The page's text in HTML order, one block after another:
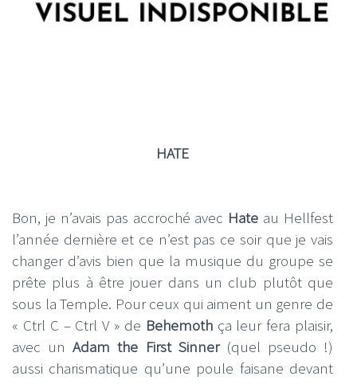
HATE
Bon, je n’avais pas accroché avec Hate au Hellfest
l’année dernière et ce n’est pas ce soir que je vais
changer d’avis bien que la musique du groupe se
prête plus à être jouer dans un club plutôt que
sous la Temple. Pour ceux qui aiment un genre de
« Ctrl C – Ctrl V » de Behemothça leur fera plaisir,
avec unAdam the First Sinner(quel pseudo !)
aussi charismatique qu’une poule faisane devant